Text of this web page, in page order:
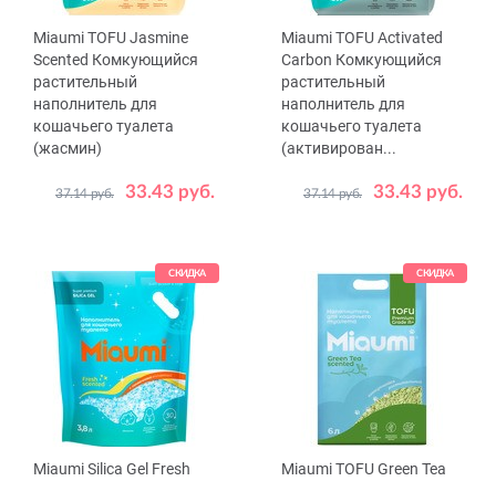
Miaumi TOFU Jasmine
Scented Комкующийся
растительный
наполнитель для
кошачьего туалета
(жасмин)
33.43 руб.
37.14 руб.
Объем,
6
Miaumi TOFU Activated
Carbon Комкующийся
растительный
наполнитель для
кошачьего туалета
(активирован...
33.43 руб.
37.14 руб.
Объем,
6 20
СКИДКА
Miaumi Silica Gel Fresh
СКИДКА
Miaumi TOFU Green Tea